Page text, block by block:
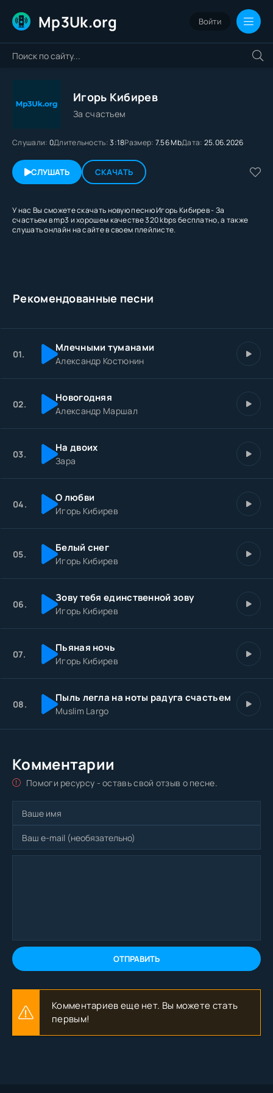
Mp3Uk.org Войти
Игорь Кибирев
За счастьем
Слушали: 0Длительность:3:18Размер: 7.56 MbДата: 25.06.2026
СЛУШАТЬ СКАЧАТЬ
У нас Вы сможете скачать новую песню Игорь Кибирев - За
счастьем в mp3 и хорошем качестве 320 kbps бесплатно, а также
слушать онлайн на сайте в своем плейлисте.
Рекомендованные песни
01. Млечными туманами
Александр Костюнин
02. Новогодняя
Александр Маршал
03. На двоих
Зара
04. О любви
Игорь Кибирев
05. Белый снег
Игорь Кибирев
06. Зову тебя единственной зову
Игорь Кибирев
07. Пьяная ночь
Игорь Кибирев
08. Пыль легла на ноты радуга счастьем
Muslim Largo
Комментарии
Помоги ресурсу - оставь свой отзыв о песне.
ОТПРАВИТЬ
Комментариев еще нет. Вы можете стать
первым!